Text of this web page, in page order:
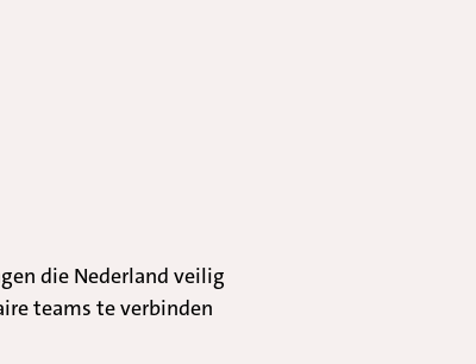
die Nederland veilig
teams te verbinden